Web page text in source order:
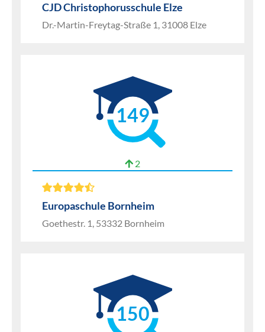
CJD Christophorusschule Elze
Dr.-Martin-Freytag-Straße 1, 31008 Elze
149
2
Europaschule Bornheim
Goethestr. 1, 53332 Bornheim
150